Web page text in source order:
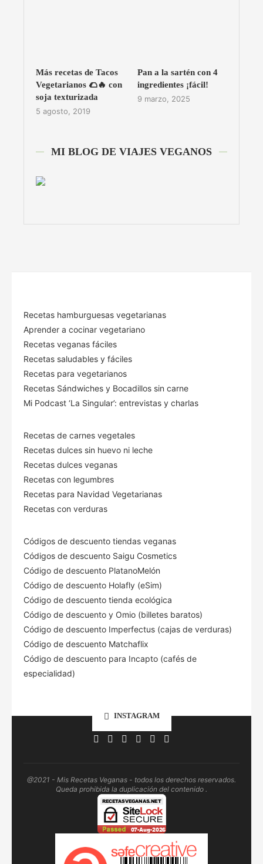
Más recetas de Tacos
Vegetarianos 🌮🔥 con
soja texturizada
5 agosto, 2019
Pan a la sartén con 4
ingredientes ¡fácil!
9 marzo, 2025
MI BLOG DE VIAJES VEGANOS
Recetas hamburguesas vegetarianas
Aprender a cocinar vegetariano
Recetas veganas fáciles
Recetas saludables y fáciles
Recetas para vegetarianos
Recetas Sándwiches y Bocadillos sin carne
Mi Podcast ‘La Singular’: entrevistas y charlas
Recetas de carnes vegetales
Recetas dulces sin huevo ni leche
Recetas dulces veganas
Recetas con legumbres
Recetas para Navidad Vegetarianas
Recetas con verduras
Códigos de descuento tiendas veganas
Códigos de descuento Saigu Cosmetics
Código de descuento PlatanoMelón
Código de descuento Holafly (eSim)
Código de descuento tienda ecológica
Código de descuento y Omio (billetes baratos)
Código de descuento Imperfectus (cajas de verduras)
Código de descuento Matchaflix
Código de descuento para Incapto (cafés de
especialidad)
INSTAGRAM
@2021 - Mis Recetas Veganas - todos los derechos reservados.
Queda prohibida la duplicación del contenido .